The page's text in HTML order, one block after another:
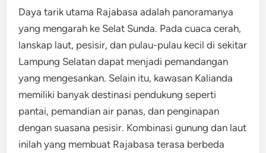
Daya tarik utama Rajabasa adalah panoramanya
yang mengarah ke Selat Sunda. Pada cuaca cerah,
lanskap laut, pesisir, dan pulau-pulau kecil di sekitar
Lampung Selatan dapat menjadi pemandangan
yang mengesankan. Selain itu, kawasan Kalianda
memiliki banyak destinasi pendukung seperti
pantai, pemandian air panas, dan penginapan
dengan suasana pesisir. Kombinasi gunung dan laut
inilah yang membuat Rajabasa terasa berbeda